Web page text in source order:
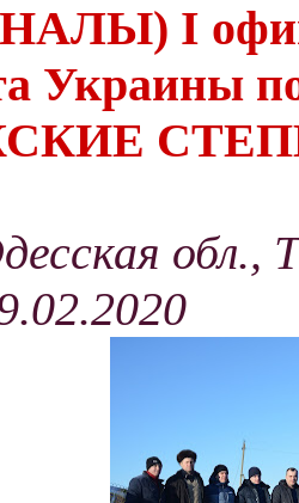
І
Украины
СТЕПИ-
обл.,